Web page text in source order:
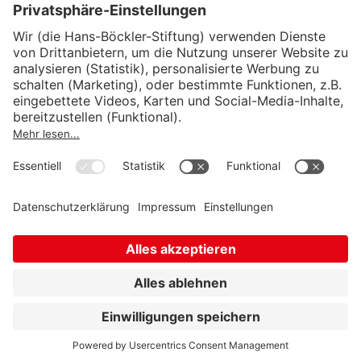
Wirtschafts- und Sozialwissenschaftliches Institut
Institut für Makroökonomie und
Konjunkturforschung
Unternehmensführung
Sozialrecht
© Hans-Böckler-Stiftung 2026